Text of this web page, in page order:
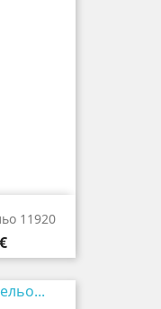
11920